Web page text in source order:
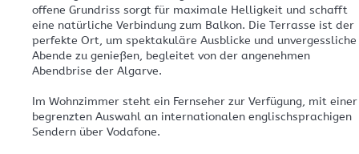
offene Grundriss sorgt für maximale Helligkeit und schafft
eine natürliche Verbindung zum Balkon. Die Terrasse ist der
perfekte Ort, um spektakuläre Ausblicke und unvergessliche
Abende zu genießen, begleitet von der angenehmen
Abendbrise der Algarve.
Im Wohnzimmer steht ein Fernseher zur Verfügung, mit einer
begrenzten Auswahl an internationalen englischsprachigen
Sendern über Vodafone.